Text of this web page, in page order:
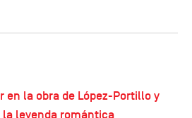
en la obra de López-Portillo y
la leyenda romántica